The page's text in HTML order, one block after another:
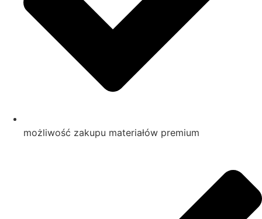
możliwość zakupu materiałów premium